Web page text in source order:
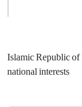
Islamic Republic
national interests